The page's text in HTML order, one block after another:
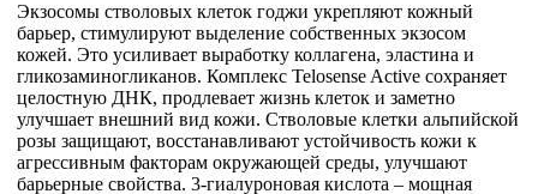
Экзосомы стволовых клеток годжи укрепляют кожный
барьер, стимулируют выделение собственных экзосом
кожей. Это усиливает выработку коллагена, эластина и
гликозаминогликанов. Комплекс Telosense Active сохраняет
целостную ДНК, продлевает жизнь клеток и заметно
улучшает внешний вид кожи. Стволовые клетки альпийской
розы защищают, восстанавливают устойчивость кожи к
агрессивным факторам окружающей среды, улучшают
барьерные свойства. 3-гиалуроновая кислота – мощная